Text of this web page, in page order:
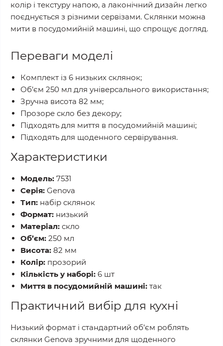
колір і текстуру напою, а лаконічний дизайн легко
поєднується з різними сервізами. Склянки можна
мити в посудомийній машині, що спрощує догляд.
Переваги моделі
Комплект із 6 низьких склянок;
Об’єм 250 мл для універсального використання;
Зручна висота 82 мм;
Прозоре скло без декору;
Підходять для миття в посудомийній машині;
Підходять для щоденного сервірування.
Характеристики
Модель: 7531
Серія: Genova
Тип: набір склянок
Формат: низький
Матеріал: скло
Об’єм: 250 мл
Висота: 82 мм
Колір: прозорий
Кількість у наборі: 6 шт
Миття в посудомийній машині: так
Практичний вибір для кухні
Низький формат і стандартний об’єм роблять
склянки Genova зручними для щоденного